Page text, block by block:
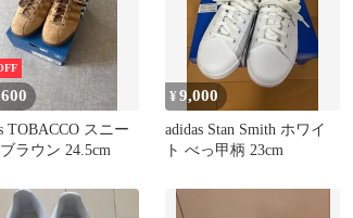
TOBACCO スニー
ラウン 24.5cm
¥9,000
adidas Stan Smith ホワイ
ト べっ甲柄 23cm